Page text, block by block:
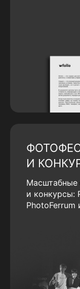
И
Масштабные
и конкурсы:
PhotoFerrum